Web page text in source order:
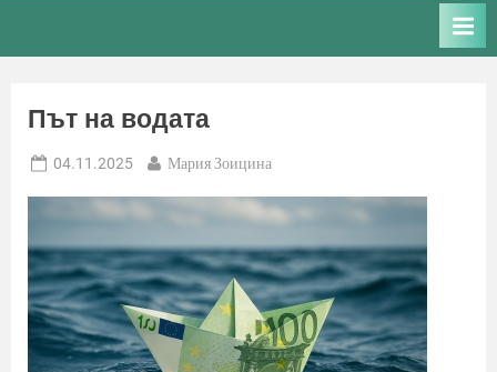
Път на водата
Posted
04.11.2025 By
Мария Зоицина